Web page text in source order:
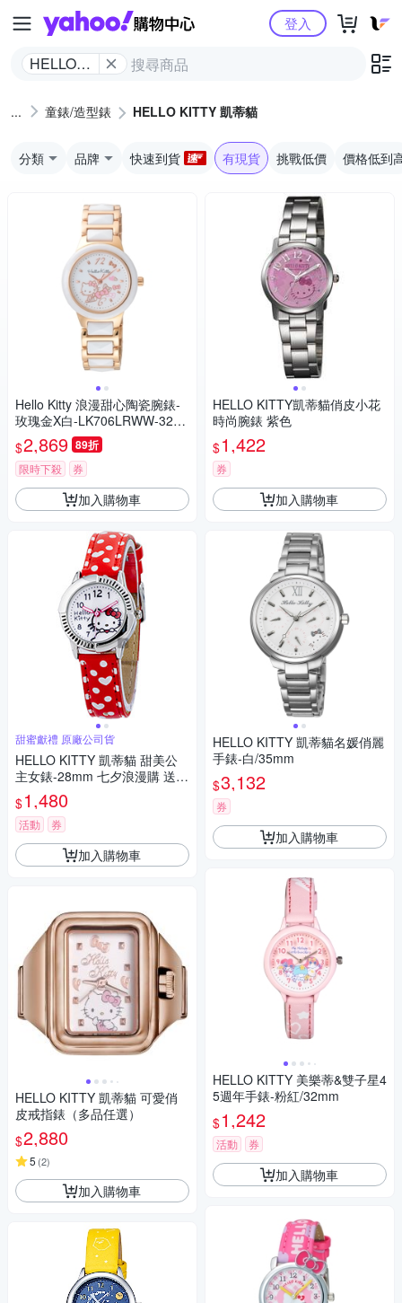
Yahoo購物中心
HELLO
蒂貓
登入
童錶/造型錶 HELLO KITTY 凱蒂貓
分類 品牌 快速到貨 有現貨 挑戰低價 價格低到
Hello Kitty 浪漫甜心陶瓷腕錶-
玫瑰金X白-LK706LRWW-32m
m
$2,869 89折
限時下殺 券
加入購物車
甜蜜獻禮 原廠公司貨
HELLO KITTY 凱蒂貓 甜美公
主女錶-28mm 七夕浪漫購 送禮
首選
$1,480
活動 券
加入購物車
HELLO KITTY 凱蒂貓 可愛俏
皮戒指錶（多品任選）
$2,880
5 (2)
加入購物車
HELLO KITTY凱蒂貓俏皮小花
時尚腕錶 紫色
$1,422
券
加入購物車
HELLO KITTY 凱蒂貓名媛俏麗
手錶-白/35mm
$3,132
券
加入購物車
HELLO KITTY 美樂蒂&雙子星4
5週年手錶-粉紅/32mm
$1,242
活動 券
加入購物車